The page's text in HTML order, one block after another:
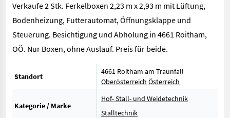
Verkaufe 2 Stk. Ferkelboxen 2,23 m x 2,93 m mit Lüftung,
Bodenheizung, Futterautomat, Öffnungsklappe und
Steuerung. Besichtigung und Abholung in 4661 Roitham,
OÖ. Nur Boxen, ohne Auslauf. Preis für beide.
Standort
4661 Roitham am Traunfall
Oberösterreich Österreich
Kategorie / Marke
Hof- Stall- und Weidetechnik
Stalltechnik